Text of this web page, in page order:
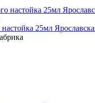
25мл